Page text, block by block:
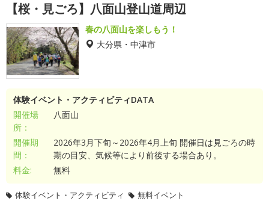
【桜・見ごろ】八面山登山道周辺
春の八面山を楽しもう！
大分県・中津市
体験イベント・アクティビティDATA
開催場
所：
八面山
開催期
間：
2026年3月下旬～2026年4月上旬 開催日は見ごろの時
期の目安、気候等により前後する場合あり。
料金:
無料
体験イベント・アクティビティ 無料イベント